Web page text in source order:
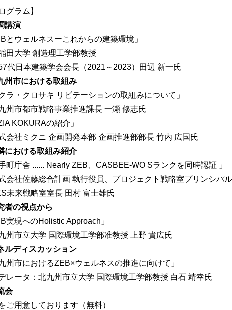
グラム】
講演
とウェルネスーこれからの建築環境」
田大学 創造理工学部教授
代日本建築学会会長（2021～2023）田辺 新一氏
州市における取組み
クラ・クロサキ リビテーションの取組みについて」
州市都市戦略事業推進課長 一瀬 修志氏
KOKURAの紹介」
会社ミクニ 企画開発本部 企画推進部部長 竹内 広国氏
における取組み紹介
手町庁舎 ...... Nearly ZEB、CASBEE-WO Sランクを同時認証 」
会社佐藤総合計画 執行役員、プロジェクト戦略室プリンシパル
未来戦略室室長 田村 富士雄氏
者の視点から
実現へのHolistic Approach 」
州市立大学 国際環境工学部准教授 上野 貴広氏
ルディスカッション
九州市におけるZEB×ウェルネスの推進に向けて」
レータ：北九州市立大学 国際環境工学部教授 白石 靖幸氏
会
ご用意しております（無料）